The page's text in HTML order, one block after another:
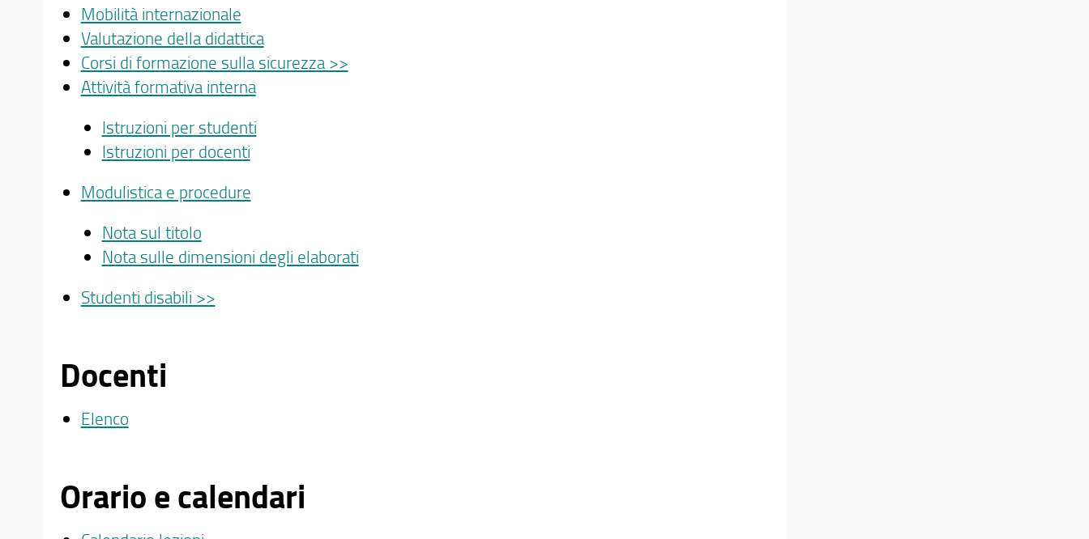
Mobilità internazionale
Valutazione della didattica
Corsi di formazione sulla sicurezza >>
Attività formativa interna
Istruzioni per studenti
Istruzioni per docenti
Modulistica e procedure
Nota sul titolo
Nota sulle dimensioni degli elaborati
Studenti disabili >>
Docenti
Elenco
Orario e calendari